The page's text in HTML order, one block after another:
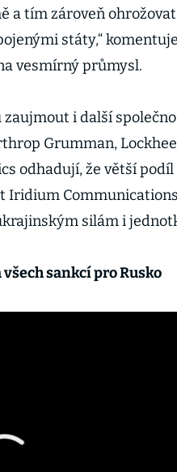
a tím zároveň
státy,“
vesmírný průmysl.
i další
Grumman,
odhadují, že větší
Iridium
silám i
sankcí pro Rusko